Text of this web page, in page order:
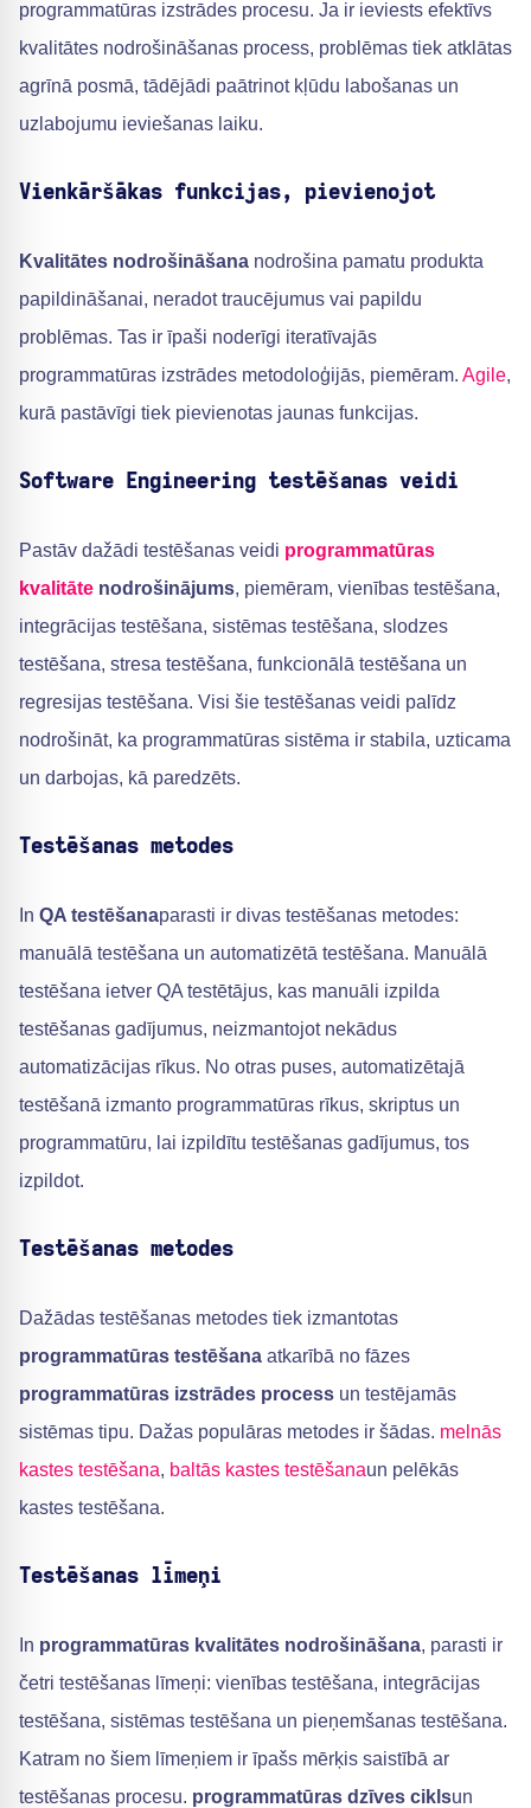
programmatūras izstrādes procesu. Ja ir ieviests efektīvs
kvalitātes nodrošināšanas process, problēmas tiek atklātas
agrīnā posmā, tādējādi paātrinot kļūdu labošanas un
uzlabojumu ieviešanas laiku.
Vienkāršākas funkcijas, pievienojot
Kvalitātes nodrošināšana nodrošina pamatu produkta
papildināšanai, neradot traucējumus vai papildu
problēmas. Tas ir īpaši noderīgi iteratīvajās
programmatūras izstrādes metodoloģijās, piemēram. Agile,
kurā pastāvīgi tiek pievienotas jaunas funkcijas.
Software Engineering testēšanas veidi
Pastāv dažādi testēšanas veidi programmatūras
kvalitāte nodrošinājums, piemēram, vienības testēšana,
integrācijas testēšana, sistēmas testēšana, slodzes
testēšana, stresa testēšana, funkcionālā testēšana un
regresijas testēšana. Visi šie testēšanas veidi palīdz
nodrošināt, ka programmatūras sistēma ir stabila, uzticama
un darbojas, kā paredzēts.
Testēšanas metodes
In QA testēšanaparasti ir divas testēšanas metodes:
manuālā testēšana un automatizētā testēšana. Manuālā
testēšana ietver QA testētājus, kas manuāli izpilda
testēšanas gadījumus, neizmantojot nekādus
automatizācijas rīkus. No otras puses, automatizētajā
testēšanā izmanto programmatūras rīkus, skriptus un
programmatūru, lai izpildītu testēšanas gadījumus, tos
izpildot.
Testēšanas metodes
Dažādas testēšanas metodes tiek izmantotas
programmatūras testēšana atkarībā no fāzes
programmatūras izstrādes process un testējamās
sistēmas tipu. Dažas populāras metodes ir šādas. melnās
kastes testēšana, baltās kastes testēšanaun pelēkās
kastes testēšana.
Testēšanas līmeņi
In programmatūras kvalitātes nodrošināšana, parasti ir
četri testēšanas līmeņi: vienības testēšana, integrācijas
testēšana, sistēmas testēšana un pieņemšanas testēšana.
Katram no šiem līmeņiem ir īpašs mērķis saistībā ar
testēšanas procesu. programmatūras dzīves ciklsun